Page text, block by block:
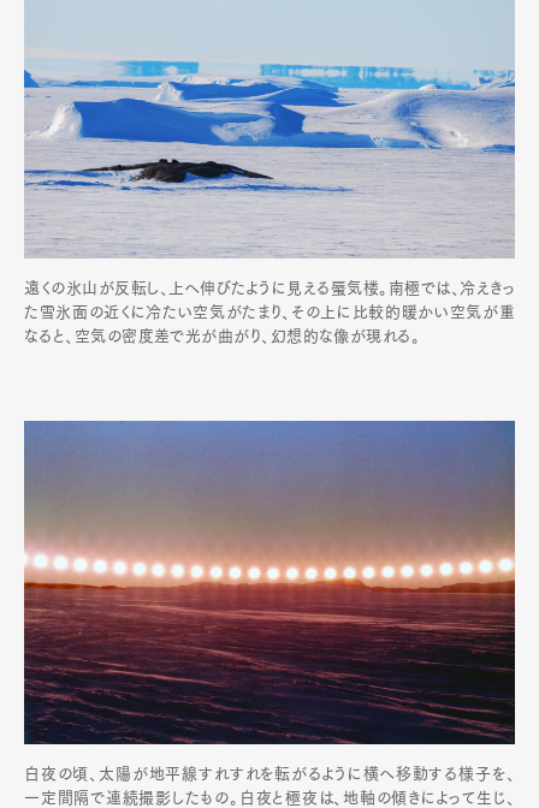
遠くの氷山が反転し、上へ伸びたように見える蜃気楼。南極では、冷えきっ
た雪氷面の近くに冷たい空気がたまり、その上に比較的暖かい空気が重
なると、空気の密度差で光が曲がり、幻想的な像が現れる。
白夜の頃、太陽が地平線すれすれを転がるように横へ移動する様子を、
一定間隔で連続撮影したもの。白夜と極夜は、地軸の傾きによって生じ、